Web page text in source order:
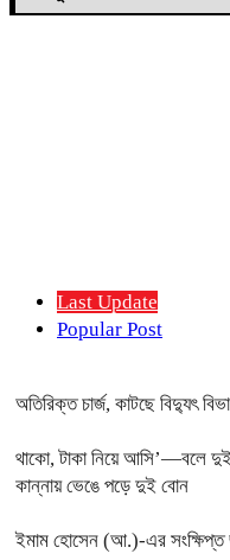
Last Update
Popular Post
অতিরিক্ত চার্জ, কাটছে বিদ্যুৎ
থাকো, টাকা নিয়ে আসি’—বলে দুই
কান্নায় ভেঙে পড়ে দুই বোন
ইমাম হোসেন (আ.)-এর সংক্ষিপ্ত